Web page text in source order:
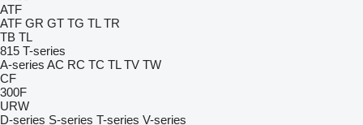
ATF
ATF GR GT TG TL TR
TB TL
815 T-series
A-series AC RC TC TL TV TW
CF
300F
URW
D-series S-series T-series V-series